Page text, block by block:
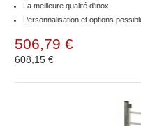
La meilleure qualité d'inox
Personnalisation et options
506,79 €
608,15 €